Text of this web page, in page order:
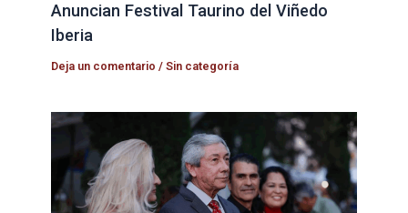
Anuncian Festival Taurino del Viñedo
Iberia
Deja un comentario /Sin categoría